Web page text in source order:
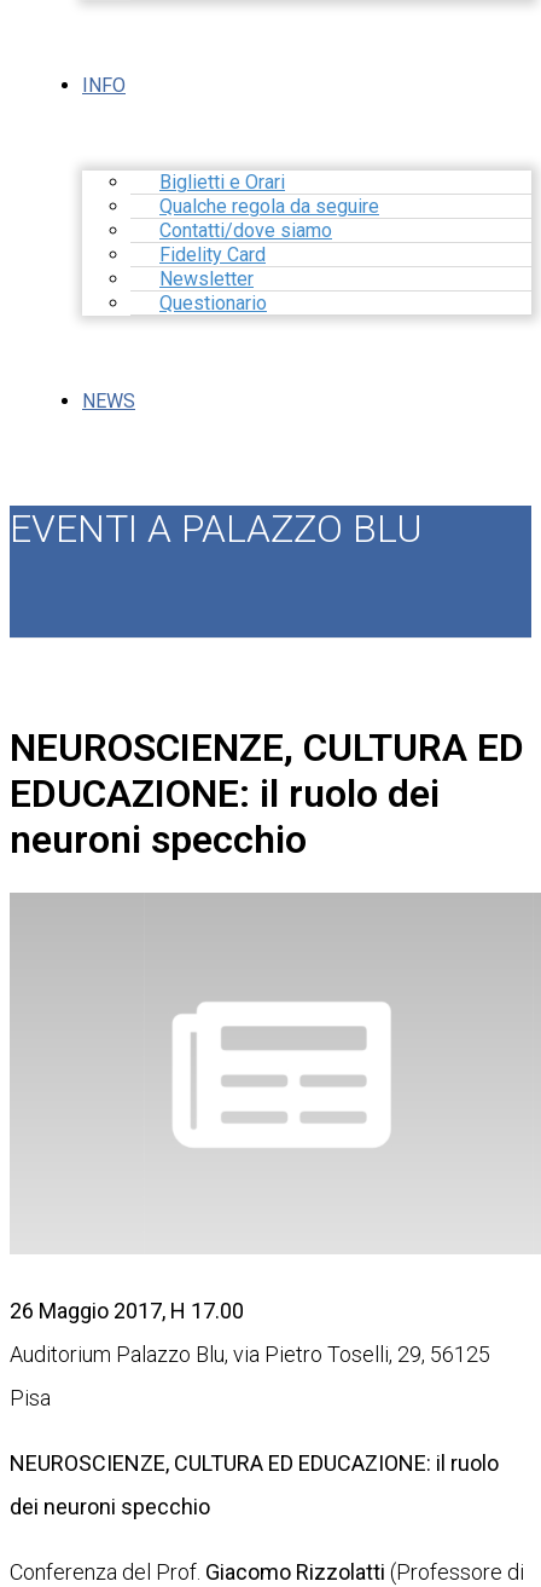
INFO
Biglietti e Orari
Qualche regola da seguire
Contatti/dove siamo
Fidelity Card
Newsletter
Questionario
NEWS
EVENTI A PALAZZO BLU
NEUROSCIENZE, CULTURA ED
EDUCAZIONE: il ruolo dei
neuroni specchio
26 Maggio 2017, H 17.00
Auditorium Palazzo Blu, via Pietro Toselli, 29, 56125
Pisa
NEUROSCIENZE, CULTURA ED EDUCAZIONE: il ruolo
dei neuroni specchio
Conferenza del Prof. Giacomo Rizzolatti (Professore di